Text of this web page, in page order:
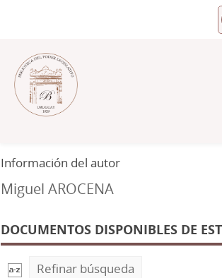
Información del autor
Miguel AROCENA
DOCUMENTOS DISPONIBLES DE
Refinar búsqueda